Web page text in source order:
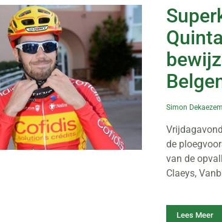
Simon
de
van de
Claeys,
Lees Meer